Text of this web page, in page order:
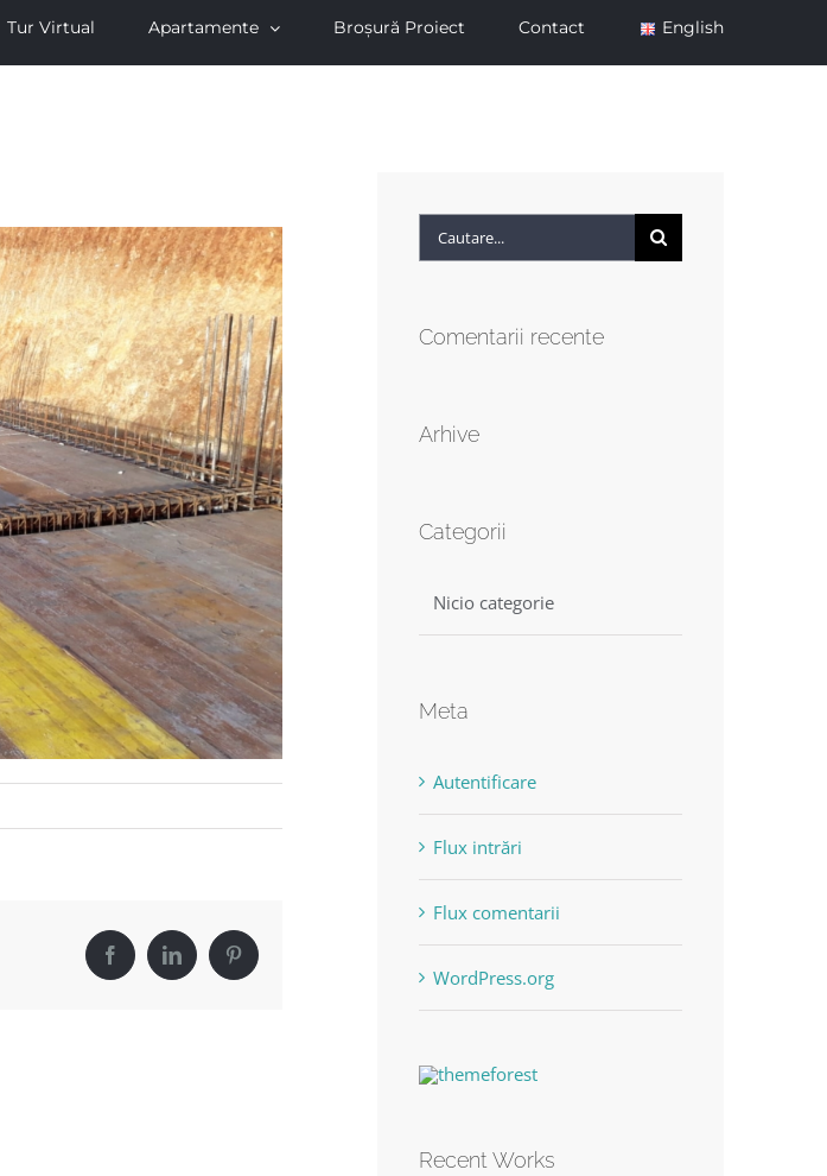
Tur Virtual Apartamente Broșură Proiect Contact English
FacebookLinkedInPinterest
Cautare...
Comentarii recente
Arhive
Categorii
Nicio categorie
Meta
Autentificare
Flux intrări
Flux comentarii
WordPress.org
Recent Works